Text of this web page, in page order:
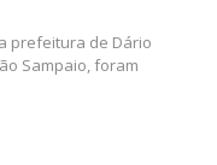
prefeitura de Dário
Sampaio, foram